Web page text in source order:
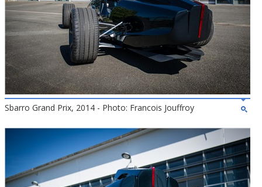
Sbarro Grand Prix, 2014 - Photo: Francois Jouffroy